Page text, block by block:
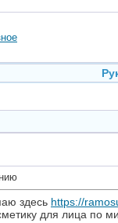
здесь https://
для лица по